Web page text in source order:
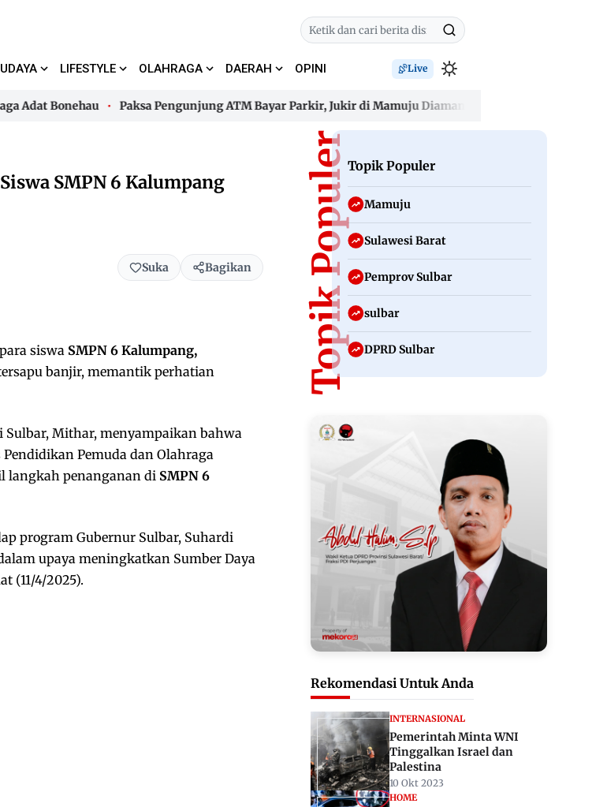
LIFESTYLE OLAHRAGA DAERAH OPINI Live
Bonehau Paksa Pengunjung ATM Bayar Parkir, Jukir di Mamuju Diamankan Polisi
Bonehau Paksa Pengunjung ATM Bayar Parkir, Jukir di Mamuju Diamankan Polisi
SMPN 6 Kalumpang
Suka Bagikan
siswa SMPN 6 Kalumpang,
banjir, memantik perhatian
Sulbar, Mithar, menyampaikan bahwa
Pemuda dan Olahraga
langkah penanganan di SMPN 6
program Gubernur Sulbar, Suhardi
upaya meningkatkan Sumber Daya
(11/4/2025).
Topik PopulerTopik Populer
Mamuju
Sulawesi Barat
Pemprov Sulbar
sulbar
DPRD Sulbar
Rekomendasi Untuk Anda
INTERNASIONAL
Pemerintah Minta WNI
Tinggalkan Israel dan
Palestina
10 Okt 2023
HOME